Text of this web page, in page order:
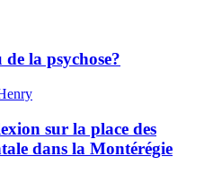
la psychose?
sur la place des
dans la Montérégie